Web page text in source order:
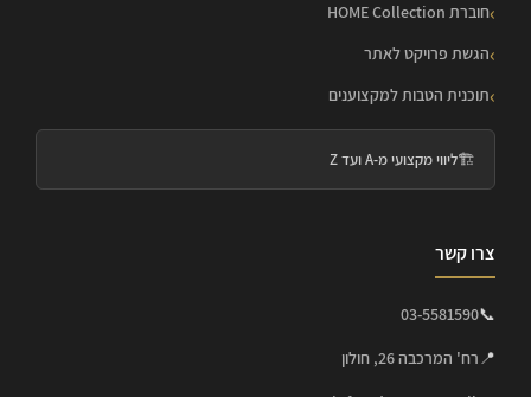
חוברת HOME Collection
הגשת פרויקט לאתר
תוכנית הטבות למקצוענים
🏗️ליווי מקצועי מ-A ועד Z
צרו קשר
📞
03-5581590
📍רח' המרכבה 26, חולון